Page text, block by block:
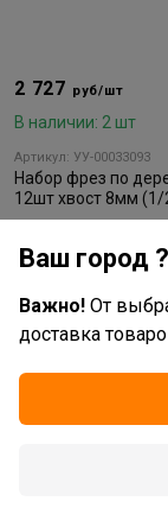
2 727 руб/шт
В наличии: 2 шт
Артикул: УУ-00033093
Набор фрез по
12шт хвост 8мм (1/
В корзину
Ваш город ?
Важно! От
доставка